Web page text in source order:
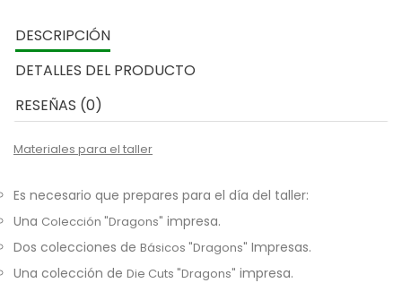
DESCRIPCIÓN
DETALLES DEL PRODUCTO
RESEÑAS (0)
Materiales para el taller
Es necesario que prepares para el día del taller:
Una Colección "Dragons" impresa.
Dos colecciones de Básicos "Dragons" Impresas.
Una colección de Die Cuts "Dragons" impresa.